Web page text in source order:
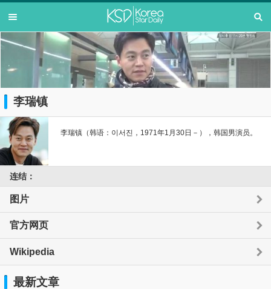
李瑞镇
李瑞镇（韩语：이서진，1971年1月30日－），韩国男演员。
连结：
图片
官方网页
Wikipedia
最新文章